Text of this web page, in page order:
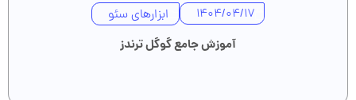
1404/04/17
ابزارهای سئو
آموزش جامع گوگل ترندز